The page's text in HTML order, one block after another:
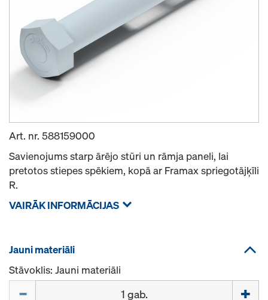
Art. nr. 588159000
Savienojums starp ārējo stūri un rāmja paneli, lai
pretotos stiepes spēkiem, kopā ar Framax spriegotājķīli
R.
VAIRĀK INFORMĀCIJAS
Jauni materiāli
Stāvoklis: Jauni materiāli